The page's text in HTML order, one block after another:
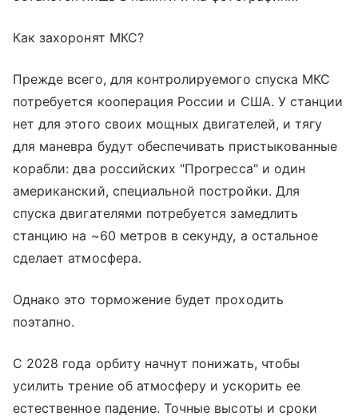
Как захоронят МКС?
Прежде всего, для контролируемого спуска МКС
потребуется кооперация России и США. У станции
нет для этого своих мощных двигателей, и тягу
для маневра будут обеспечивать пристыкованные
корабли: два российских "Прогресса" и один
американский, специальной постройки. Для
спуска двигателями потребуется замедлить
станцию на ~60 метров в секунду, а остальное
сделает атмосфера.
Однако это торможение будет проходить
поэтапно.
С 2028 года орбиту начнут понижать, чтобы
усилить трение об атмосферу и ускорить ее
естественное падение. Точные высоты и сроки